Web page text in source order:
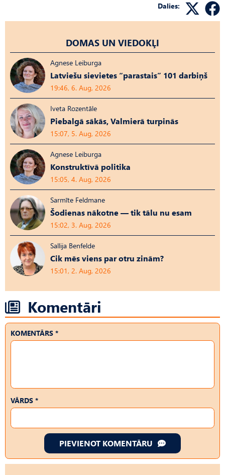
Dalies:
DOMAS UN VIEDOKĻI
Agnese Leiburga
Latviešu sievietes “parastais” 101 darbiņš
19:46, 6. Aug, 2026
Iveta Rozentāle
Piebalgā sākās, Valmierā turpinās
15:07, 5. Aug, 2026
Agnese Leiburga
Konstruktīvā politika
15:05, 4. Aug, 2026
Sarmīte Feldmane
Šodienas nākotne — tik tālu nu esam
15:02, 3. Aug, 2026
Sallija Benfelde
Cik mēs viens par otru zinām?
15:01, 2. Aug, 2026
Komentāri
KOMENTĀRS *
VĀRDS *
PIEVIENOT KOMENTĀRU